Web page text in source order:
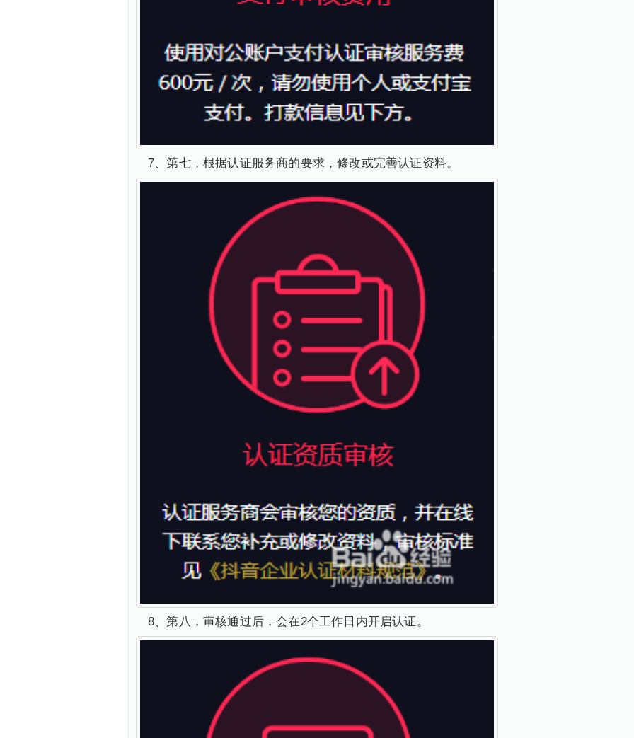
7、第七，根据认证服务商的要求，修改或完善认证资料。
8、第八，审核通过后，会在2个工作日内开启认证。